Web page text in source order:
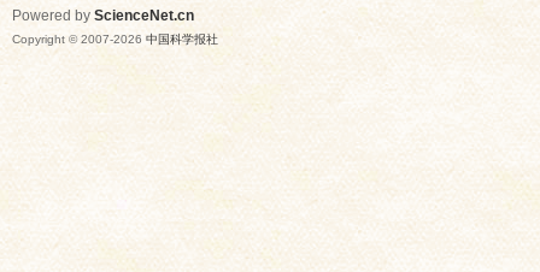
Powered by ScienceNet.cn
Copyright © 2007-2026 中国科学报社